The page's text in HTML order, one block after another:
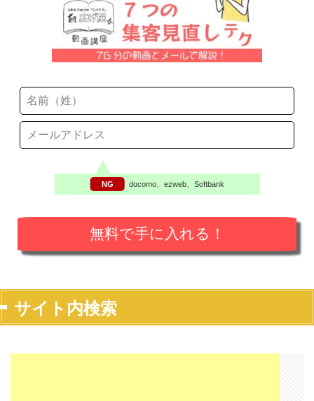
NG docomo、ezweb、Softbank
サイト内検索